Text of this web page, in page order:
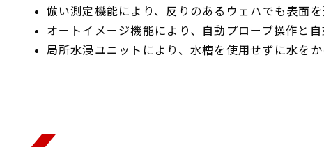
倣い測定機能により、反りのあるウェハでも表面
オートイメージ機能により、自動プローブ操作と
局所水浸ユニットにより、水槽を使用せずに水を